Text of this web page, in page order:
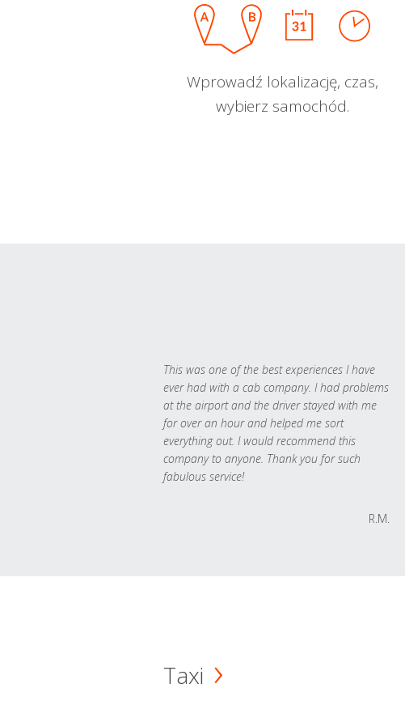
Wprowadź lokalizację, czas,
wybierz samochód.
This was one of the best experiences I have
ever had with a cab company. I had problems
at the airport and the driver stayed with me
for over an hour and helped me sort
everything out. I would recommend this
company to anyone. Thank you for such
fabulous service!
R.M.
Taxi